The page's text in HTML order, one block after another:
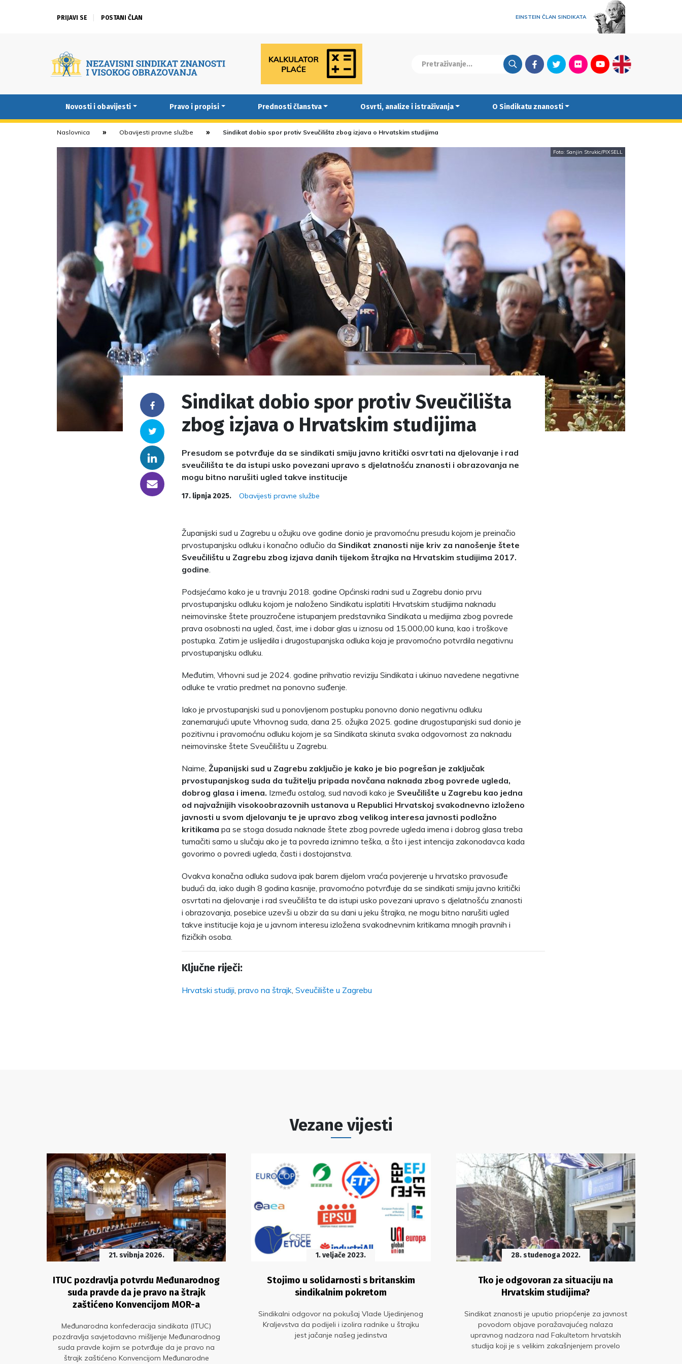
PRIJAVI SE POSTANI ČLAN EINSTEIN ČLAN SINDIKATA
FacebookTwitterFlickrYoutubeEnglish
Novosti i obavijesti Pravo i propisi Prednosti članstva Osvrti, analize i istraživanja O Sindikatu znanosti
Naslovnica Obavijesti pravne službe Sindikat dobio spor protiv Sveučilišta zbog izjava o Hrvatskim studijima
Foto: Sanjin Strukic/PIXSELL
Facebook
Twitter
Linkedin
someone@yoursite.com
Sindikat dobio spor protiv Sveučilišta
zbog izjava o Hrvatskim studijima
Presudom se potvrđuje da se sindikati smiju javno kritički osvrtati na djelovanje i rad
sveučilišta te da istupi usko povezani upravo s djelatnošću znanosti i obrazovanja ne
mogu bitno narušiti ugled takve institucije
17. lipnja 2025. Obavijesti pravne službe
Županijski sud u Zagrebu u ožujku ove godine donio je pravomoćnu presudu kojom je preinačio
prvostupanjsku odluku i konačno odlučio da Sindikat znanosti nije kriv za nanošenje štete
Sveučilištu u Zagrebu zbog izjava danih tijekom štrajka na Hrvatskim studijima 2017.
godine.
Podsjećamo kako je u travnju 2018. godine Općinski radni sud u Zagrebu donio prvu
prvostupanjsku odluku kojom je naloženo Sindikatu isplatiti Hrvatskim studijima naknadu
neimovinske štete prouzročene istupanjem predstavnika Sindikata u medijima zbog povrede
prava osobnosti na ugled, čast, ime i dobar glas u iznosu od 15.000,00 kuna, kao i troškove
postupka. Zatim je uslijedila i drugostupanjska odluka koja je pravomoćno potvrdila negativnu
prvostupanjsku odluku.
Međutim, Vrhovni sud je 2024. godine prihvatio reviziju Sindikata i ukinuo navedene negativne
odluke te vratio predmet na ponovno suđenje.
Iako je prvostupanjski sud u ponovljenom postupku ponovno donio negativnu odluku
zanemarujući upute Vrhovnog suda, dana 25. ožujka 2025. godine drugostupanjski sud donio je
pozitivnu i pravomoćnu odluku kojom je sa Sindikata skinuta svaka odgovornost za naknadu
neimovinske štete Sveučilištu u Zagrebu.
Naime, Županijski sud u Zagrebu zaključio je kako je bio pogrešan je zaključak
prvostupanjskog suda da tužitelju pripada novčana naknada zbog povrede ugleda,
dobrog glasa i imena. Između ostalog, sud navodi kako je Sveučilište u Zagrebu kao jedna
od najvažnijih visokoobrazovnih ustanova u Republici Hrvatskoj svakodnevno izloženo
javnosti u svom djelovanju te je upravo zbog velikog interesa javnosti podložno
kritikama pa se stoga dosuda naknade štete zbog povrede ugleda imena i dobrog glasa treba
tumačiti samo u slučaju ako je ta povreda iznimno teška, a što i jest intencija zakonodavca kada
govorimo o povredi ugleda, časti i dostojanstva.
Ovakva konačna odluka sudova ipak barem dijelom vraća povjerenje u hrvatsko pravosuđe
budući da, iako dugih 8 godina kasnije, pravomoćno potvrđuje da se sindikati smiju javno kritički
osvrtati na djelovanje i rad sveučilišta te da istupi usko povezani upravo s djelatnošću znanosti
i obrazovanja, posebice uzevši u obzir da su dani u jeku štrajka, ne mogu bitno narušiti ugled
takve institucije koja je u javnom interesu izložena svakodnevnim kritikama mnogih pravnih i
fizičkih osoba.
Ključne riječi:
Hrvatski studiji, pravo na štrajk, Sveučilište u Zagrebu
Vezane vijesti
21. svibnja 2026.
ITUC pozdravlja potvrdu Međunarodnog
suda pravde da je pravo na štrajk
zaštićeno Konvencijom MOR-a
Međunarodna konfederacija sindikata (ITUC)
pozdravlja savjetodavno mišljenje Međunarodnog
suda pravde kojim se potvrđuje da je pravo na
štrajk zaštićeno Konvencijom Međunarodne
1. veljače 2023.
Stojimo u solidarnosti s britanskim
sindikalnim pokretom
Sindikalni odgovor na pokušaj Vlade Ujedinjenog
Kraljevstva da podijeli i izolira radnike u štrajku
jest jačanje našeg jedinstva
28. studenoga 2022.
Tko je odgovoran za situaciju na
Hrvatskim studijima?
Sindikat znanosti je uputio priopćenje za javnost
povodom objave poražavajućeg nalaza
upravnog nadzora nad Fakultetom hrvatskih
studija koji je s velikim zakašnjenjem provelo